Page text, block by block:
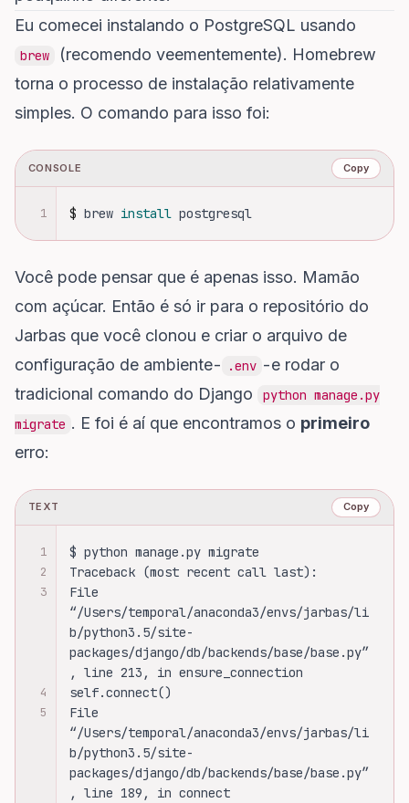
Eu comecei instalando o PostgreSQL usando
brew
(recomendo veementemente). Homebrew
torna o processo de instalação relativamente
simples. O comando para isso foi:
CONSOLE Copy
1 $ brew install postgresql
Você pode pensar que é apenas isso. Mamão
com açúcar. Então é só ir para o repositório do
Jarbas que você clonou e criar o arquivo de
configuração de ambiente -
.env - e rodar o
tradicional comando do Django
python manage.py
migrate . E foi é aí que encontramos o primeiro
erro:
TEXT Copy
1 $ python manage.py migrate
2 Traceback (most recent call last):
3
File
“/Users/temporal/anaconda3/envs/jarbas/li
b/python3.5/site-
packages/django/db/backends/base/base.py”
, line 213, in ensure_connection
4 self.connect()
5
File
“/Users/temporal/anaconda3/envs/jarbas/li
b/python3.5/site-
packages/django/db/backends/base/base.py”
, line 189, in connect